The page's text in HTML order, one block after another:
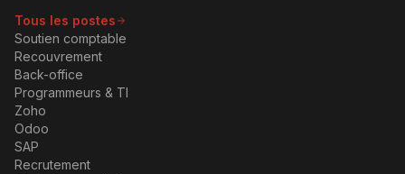
Tous les postes
Soutien comptable
Recouvrement
Back-office
Programmeurs & TI
Zoho
Odoo
SAP
Recrutement